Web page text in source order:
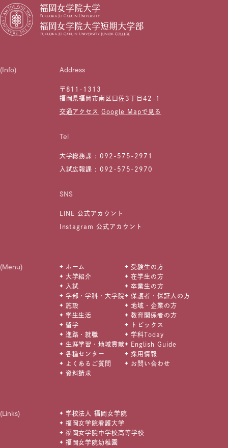
(Info) Address
〒811-1313
福岡県福岡市南区曰佐3丁目42-1
交通アクセス Google Mapで見る
Tel
大学総務課 :092-575-2971
入試広報課 :092-575-2970
SNS
LINE 公式アカウント
Instagram 公式アカウント
(Menu)
ホーム
大学紹介
入試
学部・学科・大学院
施設
学生生活
留学
進路・就職
生涯学習・地域貢献
各種センター
よくあるご質問
資料請求
受験生の方
在学生の方
卒業生の方
保護者・保証人の方
地域・企業の方
教育関係者の方
トピックス
学科Today
English Guide
採用情報
お問い合わせ
(Links)
学校法人 福岡女学院
福岡女学院看護大学
福岡女学院中学校高等学校
福岡女学院幼稚園